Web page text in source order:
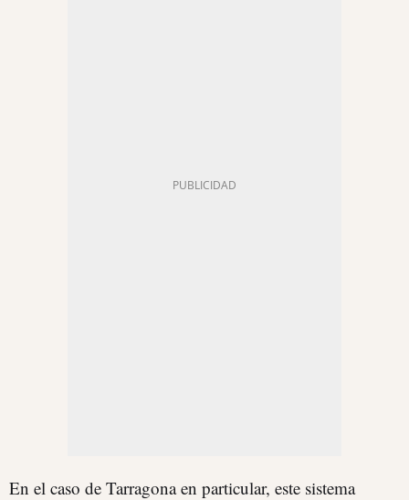
En el caso de Tarragona en particular, este sistema